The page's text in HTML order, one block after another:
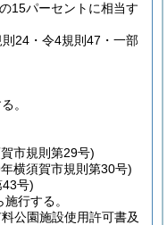
の15パーセントに相当す
24・令4規則47・一部
。
市規則第29号)
横須賀市規則第30号)
号)
行する。
公園施設使用許可書及